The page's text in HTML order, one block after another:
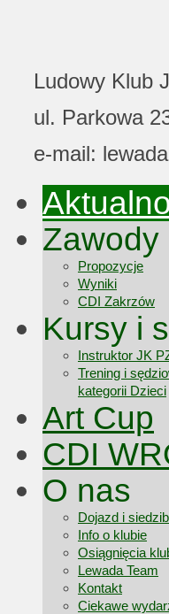
Ludowy Klub
ul. Parkowa
e-mail:
Zawody
Propozycje
Wyniki
CDI Zakrzów
Kursy i
Instruktor JK
Trening i
kategorii Dzieci
Art Cup
CDI
O nas
Dojazd i
Info o klubie
Osiągnięcia
Lewada Team
Kontakt
Ciekawe